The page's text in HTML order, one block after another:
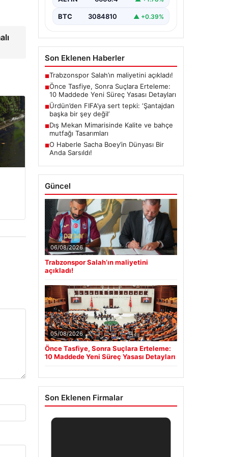
çerçeve getiren yasa…
BTC 3084810 ▲ +0.39%
Son Eklenen Haberler
■Trabzonspor Salah’ın maliyetini açıkladı!
■Önce Tasfiye, Sonra Suçlara Erteleme:
10 Maddede Yeni Süreç Yasası Detayları
■Ürdün’den FIFA’ya sert tepki: ‘Şantajdan
başka bir şey değil’
■Dış Mekan Mimarisinde Kalite ve bahçe
mutfağı Tasarımları
■O Haberle Sacha Boey’in Dünyası Bir
Anda Sarsıldı!
Güncel
06/08/2026
Trabzonspor Salah’ın maliyetini
açıkladı!
05/08/2026
Önce Tasfiye, Sonra Suçlara Erteleme:
10 Maddede Yeni Süreç Yasası Detayları
Son Eklenen Firmalar